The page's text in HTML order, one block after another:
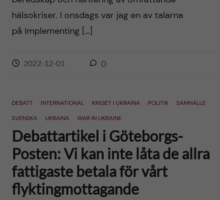
hälsokriser. I onsdags var jag en av talarna
på Implementing […]
2022-12-01 0
DEBATT INTERNATIONAL KRIGET I UKRAINA POLITIK
SAMHÄLLE
SVENSKA
UKRAINA WAR IN UKRAINE
Debattartikel i Göteborgs-
Posten: Vi kan inte låta de allra
fattigaste betala för vårt
flyktingmottagande